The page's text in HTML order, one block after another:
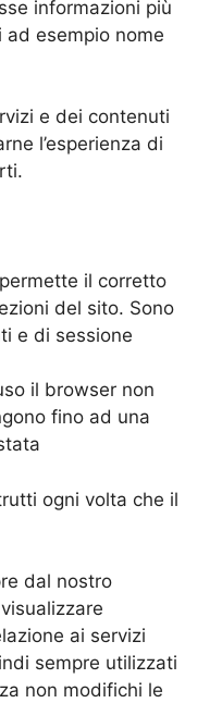
informazioni più
esempio nome
e dei contenuti
l’esperienza di
il corretto
del sito. Sono
e di sessione
il browser non
fino ad una
ogni volta che il
dal nostro
ai servizi
sempre utilizzati
non modifichi le